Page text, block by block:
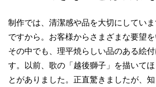
制作では、清潔感や品を大切にしてい
ですから。お客様からさまざまな要望を
その中でも、理平焼らしい品のある絵
す。以前、歌の「越後獅子」を描いて
とがありました。正直驚きましたが、